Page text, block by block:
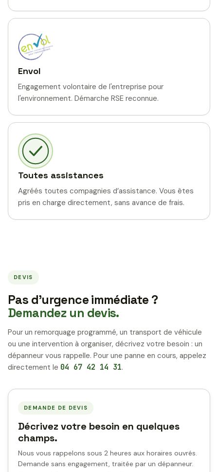
Envol
Engagement volontaire de l'entreprise pour
l'environnement. Démarche RSE reconnue.
Toutes assistances
Agréés toutes compagnies d’assistance. Vous êtes
pris en charge directement, sans avance de frais.
DEVIS
Pas d’urgence immédiate ?
Demandez un devis.
Pour un remorquage programmé, un transport de véhicule
ou une intervention à organiser, décrivez votre besoin : un
dépanneur vous rappelle. Pour une panne en cours, appelez
directement le 04 67 42 14 31.
DEMANDE DE DEVIS
Décrivez votre besoin en quelques
champs.
Nous vous rappelons sous 2 heures aux horaires ouvrés.
Demande sans engagement, traitée par un dépanneur.